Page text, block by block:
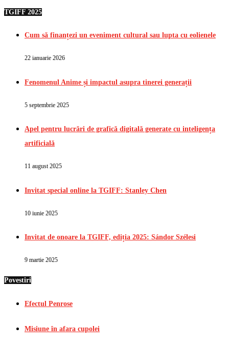
TGIFF 2025
Cum să finanțezi un eveniment cultural sau lupta cu eolienele
22 ianuarie 2026
Fenomenul Anime și impactul asupra tinerei generații
5 septembrie 2025
Apel pentru lucrări de grafică digitală generate cu inteligența
artificială
11 august 2025
Invitat special online la TGIFF: Stanley Chen
10 iunie 2025
Invitat de onoare la TGIFF, ediția 2025: Sándor Szélesi
9 martie 2025
Povestiri
Efectul Penrose
Misiune în afara cupolei